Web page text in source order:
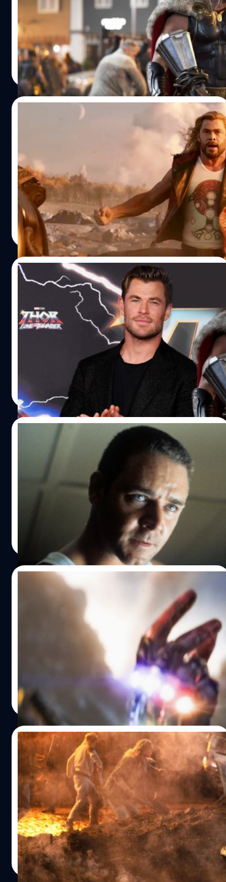
ไทกา ไวทีที ผู้กำกับ 'Thor: Love and Thunder' (2022) ได้ให้
สัมภาษณ์กับเว็บไซต์ Insider ว่าจะให้ความสำคัญกับโปรเจกต์
อื่น
ปรีดี ฤกษ์วลีกุล| 997 days ago
Read More
Chris Hemsworth ยอมรับทำ ‘Thor: Love
and Thunder’ ออกมาดูงี่เง่าเกินไป หลังจากผู้
ชมวิจารณ์ในแง่ลบ
คริส เฮมสวอร์ธ ได้ให้สัมภาษณ์กับ GQ เกี่ยวกับ 'Thor: Love
and Thunder' ภาพยนตร์ภาคที่ 4 ในแฟรนไชส์นี้ ซึ่งได้รับคำ
วิจารณ์ในแง่ลบ
ปรีดี ฤกษ์วลีกุล | 1158 days ago
Read More
04/06/2023
Chris Hemsworth เผยเหตุผลเดียวที่จะทำให้
เขากลับมารับบทเป็น ‘Thor’ ในภาคต่อไป
คริส เฮมส์เวิร์ธ (Chris Hemsworth) ผู้รับบทเป็น ธอร์ ในจักร
วาลมาร์เวล (Marvel) เผยว่าเขาจะกลับมารับบทเป็น 'เทพเจ้า
สายฟ้า' หรือ 'ธอร์' โดยมีเงื่อนไขเพียงอย่างเดียวเท่านั้น ซึ่งใน
ขณะนี้ยังไม่มีรายงานที่ชัดเจนแต่อย่างใดว่าคนดูจะได้เห็นเฮ
มส์เวิร์ธรับบทเป็นธอร์อีกครั้ง โดยในช่วงก่อนหน้านี้เฮมส์เวิร์ธมี
เหตุผลจำเป็นส่วนตัวที่ทำให้เขาตัดสินใจพักงานการแสดงไป
เนื่องจากเขาได้พบว่ามีความเสี่ยงและแนวโน้มที่จะเป็นโรคอัล
ไซเมอร์ ในขณะที่ถ่ายทำซีรีส์สารคดีเรื่อง 'Limitless With
Chris Hemsworth' ซึ่งนี่ก็เป็นหนึ่งในเหตุผลที่ทำให้คนดูจึงไม่
ค่อยได้เห็นผลงานการแสดงของเขามากนักในช่วงที่ผ่านมา
เมื่อเร็ว ๆ นี้เฮมส์เวิร์ธได้ให้สัมภาษณ์กับทาง AccionCine และ
ได้แชร์เรื่องราวถึงสิ่งที่จะทำให้เขากลับมาสวมชุดรับบทเป็นธ
อร์อีกครั้ง “ตอนนี้ผมยังไม่รู้เลย เหมือนอย่างที่ผมเคยพูดไป
แล้วว่าทุกอย่างมันขึ้นอยู่กับประเภทของเรื่องราว มันต้องเป็น
อะไรที่พิเศษและไม่เหมือนใคร สิ่งที่ผมไม่ต้องการก็คือการ
แสดงหรือทำอะไรแบบเดิม ๆ กับตัวละครไปจนจบ จนกระทั่ง
ทำให้ผู้ชมรู้สึกเซ็ง รู้สึกเหนื่อยล้า แต่ถ้าเรื่องราวมันมีความตื่น
เต้นมากขึ้นเมื่อไหร่ ผมก็ยินดีที่จะกลับมาอยู่เสมอ" เฮมส์เวิร์ธ
เล่าต่อว่า “ถ้ามันมีเรื่องราวใหม่ ๆ มันต้องเป็นอะไรที่พิเศษมาก
แน่ ๆ ผมมั่นใจว่ามันยังมีเรื่องที่น่าตื่นเต้นให้เล่า จนทำให้ผู้ชม
นั้นยอมรอเพื่อจะได้ดูเรื่องราวเหล่านั้น” ซึ่งในอนาคตเฮมส์เวิร์
ธนั้นจะกลับมารับบทเป็น ธอร์ อีกครั้ง และจะกลับมาร่วมงาน
กับทางมาร์เวลอีกหรือไม่ คงต้องรอติดตามกันต่อไป และหาก
ใครที่อยากติดตามผลงานการแสดงของเฮมส์เวิร์ธ เร็ว ๆ นี้ เขา
จะมีผลงานภาพยนตร์เรื่อง 'Extraction…
สรัลชนา บุญชูกุศล| 1161 days ago
Read More
27/04/2023
Russell Crowe เผย สตูดิโอไม่ยอมจ่ายค่า
โรงแรม-ค่าเช่ารถยนต์ เพื่อบีบให้เขาออกจาก
หนัง ‘LA Confidential’
รัสเซล โครว์ (Russell Crowe) นักแสดงรุ่นใหญ่ เปิดเผย
Warner Bros. เพื่อบีบให้เขาออกจากหนัง 'LA Confidential'
| 1199 days ago
03/01/2023
ปีแห่งสงคราม การเสียสละและความหวัง รวม
หนังดังที่มีเหตุการณ์เกิดในปี 2023
ปีแห่งสงคราม การเสียสละและความหวัง รวมหนังดังที่มี
เหตุการณ์เกิดในปี 2023 หลายครั้งภาพจินตนาการของศิลปิน
ผู้สร้างหนังที่มองโลกอนาคตไว้ก็ได้ก่อกำเนิดเรื่องราวเป็นหนัง
ดังที่เราโปรดปรานมากมาย อย่าง 'Back to the Future Part II'
ที่ฉายในปี 1989 แต่ก็ทำให้ผู้ชมฝันถึงโลกอันซิวิไลซ์ในปี 2015
อย่างน่าตื่นเต้น เช่นเดียวกับหนังชั้นครูอย่าง '2001: A Space
Odyssey' ที่ทำนายเหตุการณ์เดินทางข้ามดวงดาวในปี 2001
แม้จะสร้างและออกฉายก่อนหน้านานถึง 33 ปีก็ตาม จึงน่า
สนใจว่าโลกภาพยนตร์โดยเฉพาะฝั่งฮอลลีวูดนั้นทำนายทาย
ทักโลกในปี 2023 ไว้อย่างไรบ้าง ซึ่งเราได้รวบรวมมาดังนี้
ธนพล น้อยชูชื่น | 1313 days ago
Read More
12/12/2022
Disney ส่งหนัง Marvel เข้าชิงออสการ์ ปี
2023 สาขาหนังยอดเยี่ยม-กำกับ-เทคนิคพิเศษ
ยอดเยี่ยม
Disney เตรียมส่งหนัง Marvel Studio 3 เรื่อง เข้าชิงรางวัลออ
สการ์ ปี 2023 ทั้งสาขาภาพยนตร์ยอดเยี่ยม, สาขาผู้กำกับ
ภาพยนตร์ยอดเยี่ยม และ สาขาเทคนิคพิเศษยอดเยี่ยม
ประภาส อยู่เย็น| 1335 days ago
Read More